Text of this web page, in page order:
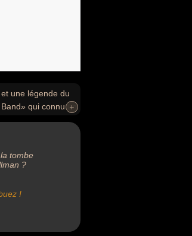
une légende du
qui connu un
+
+
tombe
?
!